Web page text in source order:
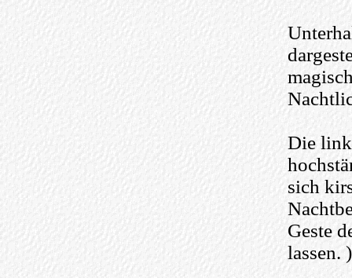
Die
sich
Geste
lassen. )